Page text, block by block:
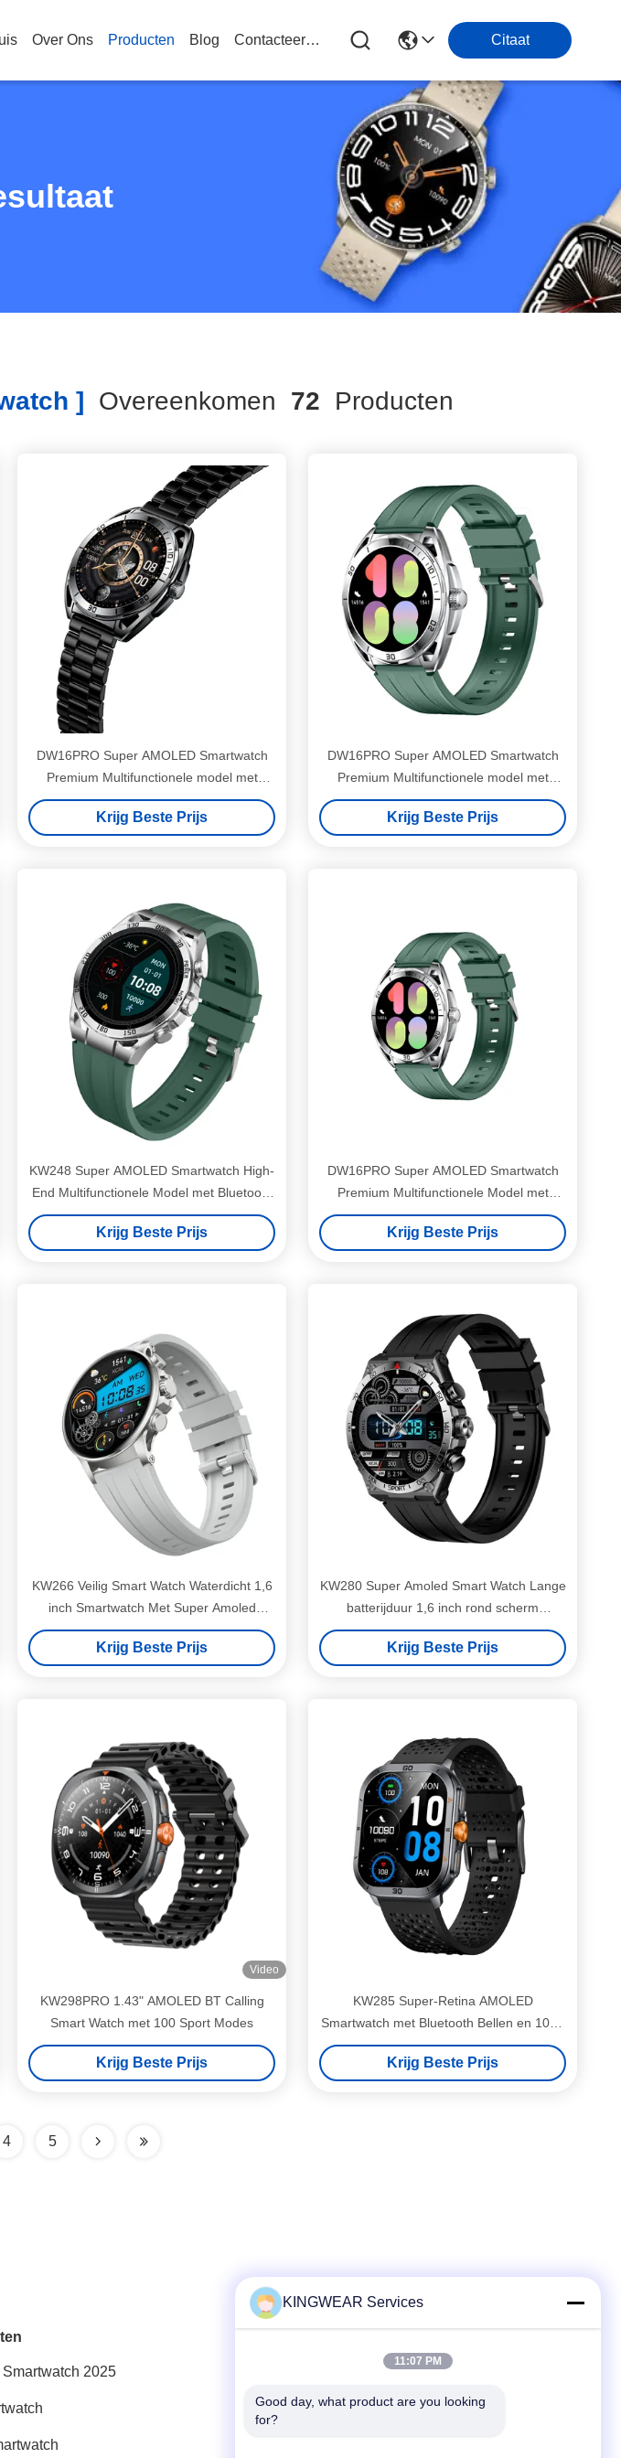
Over Ons Producten Blog Contacteer Ons Citaat
] Overeenkomen 72 Producten
DW16PRO Super AMOLED Smartwatch
Premium Multifunctionele model met
Bluetooth-oproepen
Krijg Beste Prijs
DW16PRO Super AMOLED Smartwatch
Premium Multifunctionele model met
Bluetooth-oproepen
Krijg Beste Prijs
KW248 Super AMOLED Smartwatch High-
End Multifunctionele Model met Bluetooth
Calling
Krijg Beste Prijs
DW16PRO Super AMOLED Smartwatch
Premium Multifunctionele Model met
Blauw PVD Metalen Frame
Krijg Beste Prijs
KW266 Veilig Smart Watch Waterdicht 1,6
inch Smartwatch Met Super Amoled
Display
Krijg Beste Prijs
KW280 Super Amoled Smart Watch Lange
batterijduur 1,6 inch rond scherm
Smartwatch
Krijg Beste Prijs
Video
KW298PRO 1.43" AMOLED BT Calling
Smart Watch met 100 Sport Modes
Krijg Beste Prijs
KW285 Super-Retina AMOLED
Smartwatch met Bluetooth Bellen en 100+
Sportmodi
Krijg Beste Prijs
4 5
2025
86-0755-2357-6886
KINGWEAR Services
11:07 PM
Good day, what product are you looking
for?